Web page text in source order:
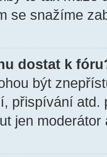
se snažíme
dostat k
být
přispívání atd.
jen